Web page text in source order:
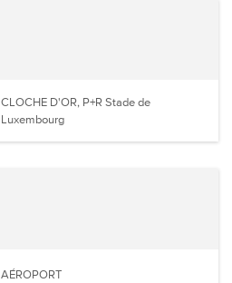
CLOCHE D'OR, P+R Stade de
Luxembourg
AÉROPORT